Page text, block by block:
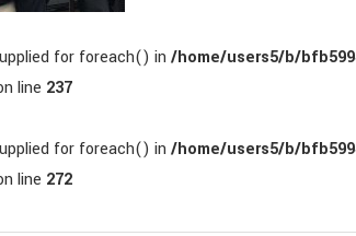
for foreach() in /home/users5/b/
line 237
for foreach() in /home/users5/b/
line 272